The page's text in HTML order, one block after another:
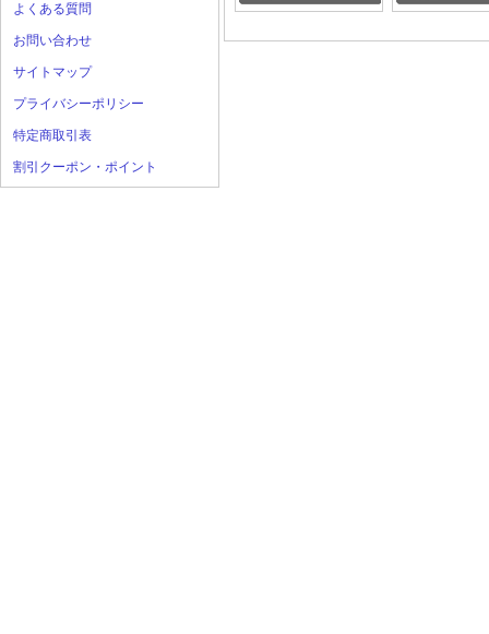
よくある質問
お問い合わせ
サイトマップ
プライバシーポリシー
特定商取引表
割引クーポン・ポイント